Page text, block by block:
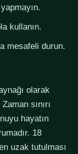
kullanın.
mesafeli durun.
olarak
sınırı
hayatın
18
uzak tutulması